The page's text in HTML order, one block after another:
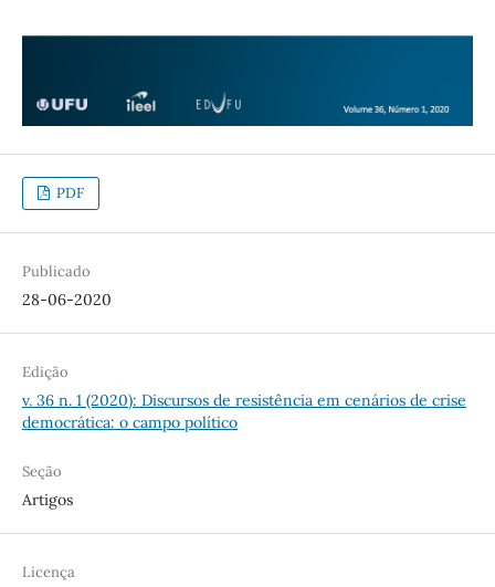
PDF
Publicado
28-06-2020
Edição
v. 36 n. 1 (2020): Discursos de resistência em cenários de crise
democrática: o campo político
Seção
Artigos
Licença